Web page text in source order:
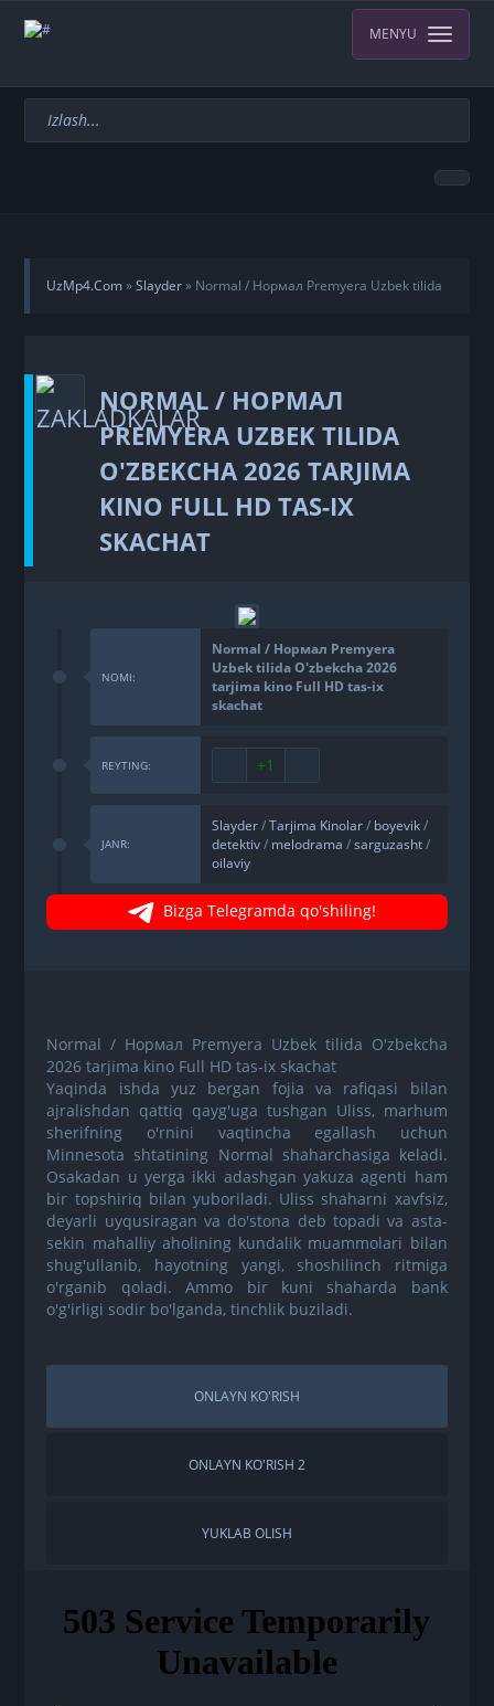
MENYU
UzMp4.Com»Slayder» Normal / Нормал Premyera Uzbek tilida
NORMAL / НОРМАЛ
PREMYERA UZBEK TILIDA
O'ZBEKCHA 2026 TARJIMA
KINO FULL HD TAS-IX
SKACHAT
NOMI:
Normal / Нормал Premyera
Uzbek tilida O'zbekcha 2026
tarjima kino Full HD tas-ix
skachat
REYTING: +1
JANR:
Slayder/Tarjima Kinolar/ boyevik/
detektiv/ melodrama /sarguzasht/
oilaviy
Bizga Telegramda qo'shiling!
Normal / Нормал Premyera Uzbek tilida O'zbekcha
2026 tarjima kino Full HD tas-ix skachat
Yaqinda ishda yuz bergan fojia va rafiqasi bilan
ajralishdan qattiq qayg'uga tushgan Uliss, marhum
sherifning o'rnini vaqtincha egallash uchun
Minnesota shtatining Normal shaharchasiga keladi.
Osakadan u yerga ikki adashgan yakuza agenti ham
bir topshiriq bilan yuboriladi. Uliss shaharni xavfsiz,
deyarli uyqusiragan va do'stona deb topadi va asta-
sekin mahalliy aholining kundalik muammolari bilan
shug'ullanib, hayotning yangi, shoshilinch ritmiga
o'rganib qoladi. Ammo bir kuni shaharda bank
o'g'irligi sodir bo'lganda, tinchlik buziladi.
ONLAYN KO'RISH
ONLAYN KO'RISH 2
YUKLAB OLISH